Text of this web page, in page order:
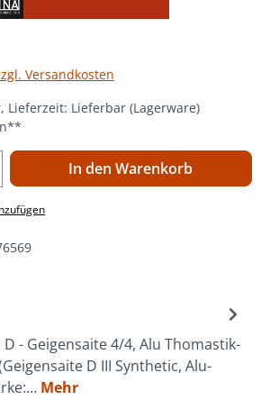
Versandkosten
Lieferzeit: Lieferbar (Lagerware)
Gib den gewünschten
In den Warenkorb
- Geigensaite 4/4, Alu Thomastik-
D III Synthetic, Alu-
Mehr